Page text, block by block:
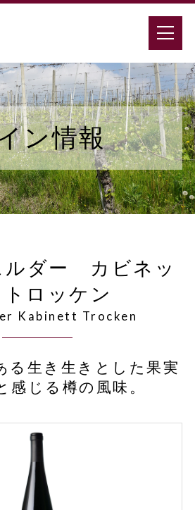
ン情報
ルダー カビネッ
ロッケン
Kabinett Trocken
る生き生きとした果実
感じる樽の風味。